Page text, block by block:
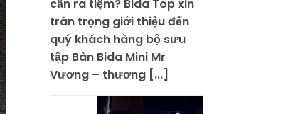
cần ra tiệm? Bida Top xin
trân trọng giới thiệu đến
quý khách hàng bộ sưu
tập Bàn Bida Mini Mr
Vương – thương [...]